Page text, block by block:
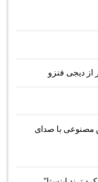
از دیجی فنزو
مصنوعی با صدای